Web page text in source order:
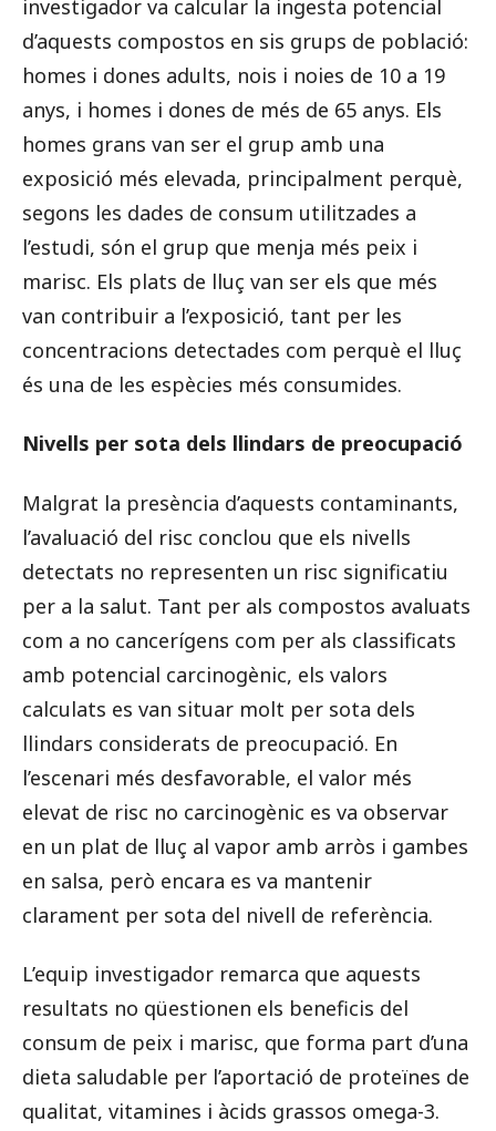
investigador va calcular la ingesta potencial
d’aquests compostos en sis grups de població:
homes i dones adults, nois i noies de 10 a 19
anys, i homes i dones de més de 65 anys. Els
homes grans van ser el grup amb una
exposició més elevada, principalment perquè,
segons les dades de consum utilitzades a
l’estudi, són el grup que menja més peix i
marisc. Els plats de lluç van ser els que més
van contribuir a l’exposició, tant per les
concentracions detectades com perquè el lluç
és una de les espècies més consumides.
Nivells per sota dels llindars de preocupació
Malgrat la presència d’aquests contaminants,
l’avaluació del risc conclou que els nivells
detectats no representen un risc significatiu
per a la salut. Tant per als compostos avaluats
com a no cancerígens com per als classificats
amb potencial carcinogènic, els valors
calculats es van situar molt per sota dels
llindars considerats de preocupació. En
l’escenari més desfavorable, el valor més
elevat de risc no carcinogènic es va observar
en un plat de lluç al vapor amb arròs i gambes
en salsa, però encara es va mantenir
clarament per sota del nivell de referència.
L’equip investigador remarca que aquests
resultats no qüestionen els beneficis del
consum de peix i marisc, que forma part d’una
dieta saludable per l’aportació de proteïnes de
qualitat, vitamines i àcids grassos omega-3.